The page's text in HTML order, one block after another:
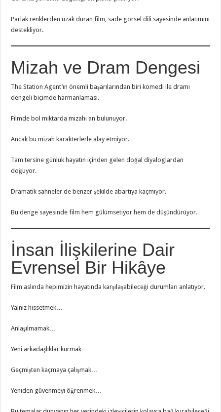
Parlak renklerden uzak duran film, sade görsel dili sayesinde anlatımını
destekliyor.
Mizah ve Dram Dengesi
The Station Agent’ın önemli başarılarından biri komedi ile dramı
dengeli biçimde harmanlaması.
Filmde bol miktarda mizahi an bulunuyor.
Ancak bu mizah karakterlerle alay etmiyor.
Tam tersine günlük hayatın içinden gelen doğal diyaloglardan
doğuyor.
Dramatik sahneler de benzer şekilde abartıya kaçmıyor.
Bu denge sayesinde film hem gülümsetiyor hem de düşündürüyor.
İnsan İlişkilerine Dair
Evrensel Bir Hikâye
Film aslında hepimizin hayatında karşılaşabileceği durumları anlatıyor.
Yalnız hissetmek…
Anlaşılmamak…
Yeni arkadaşlıklar kurmak…
Geçmişten kaçmaya çalışmak…
Yeniden güvenmeyi öğrenmek…